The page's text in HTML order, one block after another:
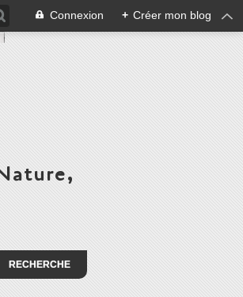
Connexion + Créer mon blog